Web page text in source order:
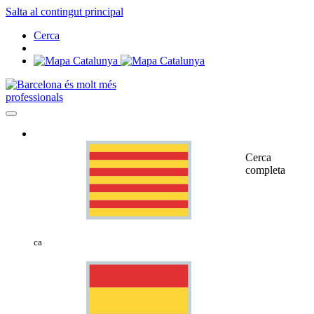
Salta al contingut principal
Cerca
professionals
ca
Cerca
completa